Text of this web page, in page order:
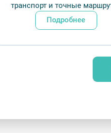
армия XVIII века — Фото № 1 —
Щепин
транспорт и точные
Подробнее